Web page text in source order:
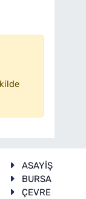
ASAYİŞ
BURSA
ÇEVRE